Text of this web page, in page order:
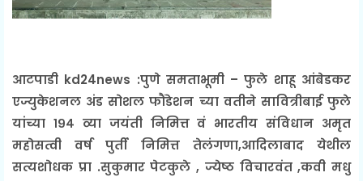
आटपाडी kd24news :पुणे समताभूमी – फुले शाहू आंबेडकर
एज्युकेशनल अंड सोशल फौंडेशन च्या वतीने सावित्रीबाई फुले
यांच्या १९४ व्या जयंती निमित्त वं भारतीय संविधान अमृत
महोसत्वी वर्ष पुर्ती निमित्त तेलंगणा,आदिलाबाद येथील
सत्यशोधक प्रा .सुकुमार पेटकुले , ज्येष्ठ विचारवंत ,कवी मधु